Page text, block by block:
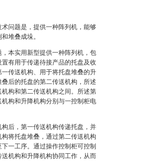
问题是，提供一种阵列机，能够
堆叠成垛。
本实用新型提供一种阵列机，包
有用于传递待接产品的托盘及收
传送机构、用于将托盘堆叠的升
后的托盘的第二传送机构，所述
构和第二传送机构之间。所述第
构和升降机构分别与一控制柜电
后，第一传送机构传递托盘，并
将托盘堆叠，通过第二传送机构
一工序。通过操作控制柜可控制
机构和升降机构协同工作，从而